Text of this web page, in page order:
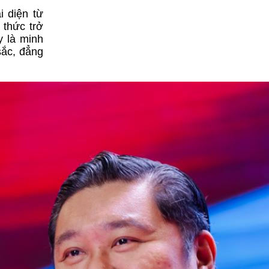
diện từ
thức trở
là minh
đẳng